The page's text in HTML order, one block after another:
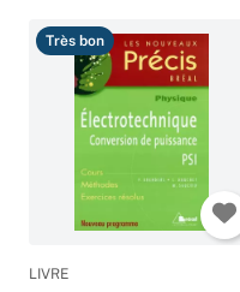
Très bon
LIVRE